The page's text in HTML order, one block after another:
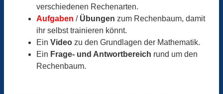
verschiedenen Rechenarten.
Aufgaben / Übungen zum Rechenbaum, damit
ihr selbst trainieren könnt.
Ein Video zu den Grundlagen der Mathematik.
Ein Frage- und Antwortbereich rund um den
Rechenbaum.